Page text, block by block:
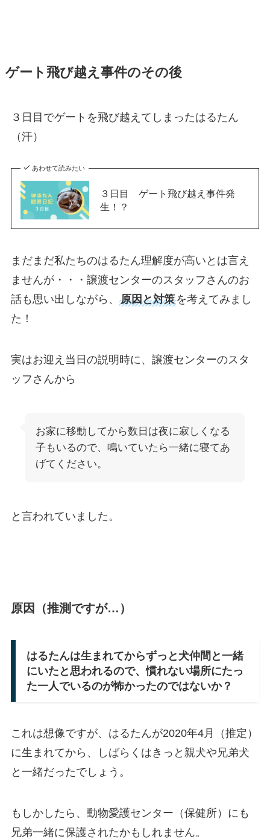
ゲート飛び越え事件のその後
３日目でゲートを飛び越えてしまったはるたん
（汗）
あわせて読みたい
３日目 ゲート飛び越え事件発
生！？
まだまだ私たちのはるたん理解度が高いとは言え
ませんが・・・譲渡センターのスタッフさんのお
話も思い出しながら、 原因と対策を考えてみまし
た！
実はお迎え当日の説明時に、譲渡センターのスタ
ッフさんから
お家に移動してから数日は夜に寂しくなる
子もいるので、鳴いていたら一緒に寝てあ
げてください。
と言われていました。
原因（推測ですが…）
はるたんは生まれてからずっと犬仲間と一緒
にいたと思われるので、慣れない場所にたっ
た一人でいるのが怖かったのではないか？
これは想像ですが、はるたんが2020年4月（推定）
に生まれてから、しばらくはきっと親犬や兄弟犬
と一緒だったでしょう。
もしかしたら、動物愛護センター（保健所）にも
兄弟一緒に保護されたかもしれません。